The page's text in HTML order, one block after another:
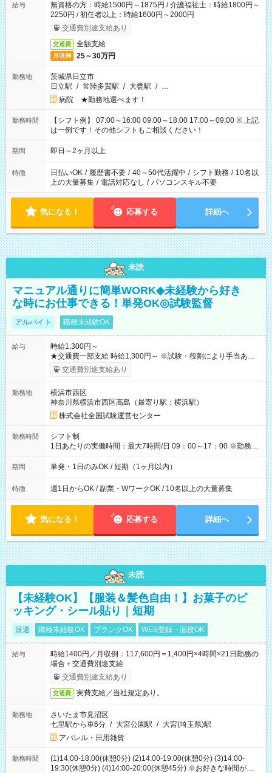
給与
無資格の方：時給1500円～1875円 / 介護福祉士：時給1800円～
2250円 / 初任者以上：時給1600円～2000円
交通費別途支給あり
交通費 全額支給
月収例 25～30万円
勤務地
茨城県日立市
日立駅 / 常陸多賀駅 / 大甕駅 / …
病院 ★勤務地選べます！
勤務時間
【シフト例】 07:00～16:00 09:00～18:00 17:00～09:00 ※ 上記
は一例です！その他シフトもご相談ください！
期間 即日～2ヶ月以上
特徴 日払いOK / 履歴書不要 / 40～50代活躍中 / シフト勤務 / 10名以
上の大量募集 / 電話対応なし / パソコンスキル不要
気になる！ 応募する 詳細へ
未読
マニュアル通りに簡単WORK◆未経験から好き
な時にお仕事できる！単発OK◎試験監督
アルバイト 職種未経験OK
給与
時給1,300円～
★交通費一部支給 時給1,300円～ ※試験・役割により手当あり
※勤務回数により昇給あり 【即給（前払い）オプションあ
り！】 希望される場合、勤務から1週間ほどで給与の一部を受け
例】 ・河合塾模擬試験 8:30～17:30（休憩1時間） 時給1,300円
×8時間＝日収10,400円＋交通費 ※当日の役割により時給＋100
円の場合あり ・国家試験 7:00～13:30（休憩なし） 時給1,300
円（役割手当＋100円）×6時間＝日収8,400円＋交通費 【試用期
間】試用期間なし
交通費別途支給あり
勤務地
横浜市西区
神奈川県横浜市西区高島（最寄り駅：横浜駅）
株式会社全国試験運営センター
勤務時間
シフト制
1日あたりの実働時間：最大7時間/日 09：00～17：00 ※勤務時
間は 試験により異なります。
期間 単発・1日のみOK / 短期（1ヶ月以内）
特徴 週1日からOK / 副業・WワークOK / 10名以上の大量募集
気になる！ 応募する 詳細へ
未読
【未経験OK】【服装＆髪色自由！】お菓子のピ
ッキング・シール貼り｜短期
派遣 職種未経験OK ブランクOK WEB登録・面接OK
給与
時給1400円／月収例：117,600円＝1,400円×4時間×21日勤務の
場合＋交通費別途支給
交通費別途支給あり
交通費 実費支給／当社規定あり。
勤務地
さいたま市見沼区
七里駅から車6分 / 大宮公園駅 / 大宮(埼玉県)駅
アパレル・日用雑貨
勤務時間
(1)14:00-18:00(休憩0分) (2)14:00-19:00(休憩0分) (3)14:00-
19:30(休憩0分) (4)14:00-20:00(休憩45分) ※お好きな時間が選べ